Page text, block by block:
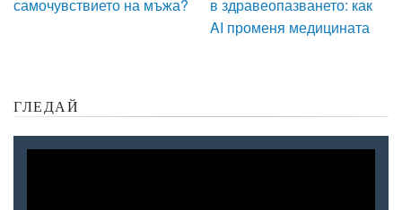
самочувствието на мъжа?
в здравеопазването: как
AI променя медицината
ГЛЕДАЙ